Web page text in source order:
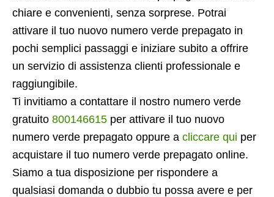
chiare e convenienti, senza sorprese. Potrai
attivare il tuo nuovo numero verde prepagato in
pochi semplici passaggi e iniziare subito a offrire
un servizio di assistenza clienti professionale e
raggiungibile.
Ti invitiamo a contattare il nostro numero verde
gratuito 800146615 per attivare il tuo nuovo
numero verde prepagato oppure a cliccare qui per
acquistare il tuo numero verde prepagato online.
Siamo a tua disposizione per rispondere a
qualsiasi domanda o dubbio tu possa avere e per